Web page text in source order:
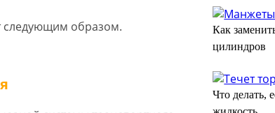
следующим образом.
Как
цилиндров
Что делать,